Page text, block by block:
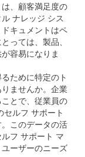
、顧客満足度の
ナレッジ シス
キュメントはペ
っては、製品、
容易になりま
ために特定のト
ませんか。企業
とで、従業員の
ルフ サポート
このデータの活
フ サポート マ
ーザーのニーズ